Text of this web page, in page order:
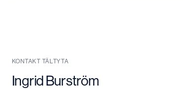
KONTAKT TÄLTYTA
Ingrid Burström